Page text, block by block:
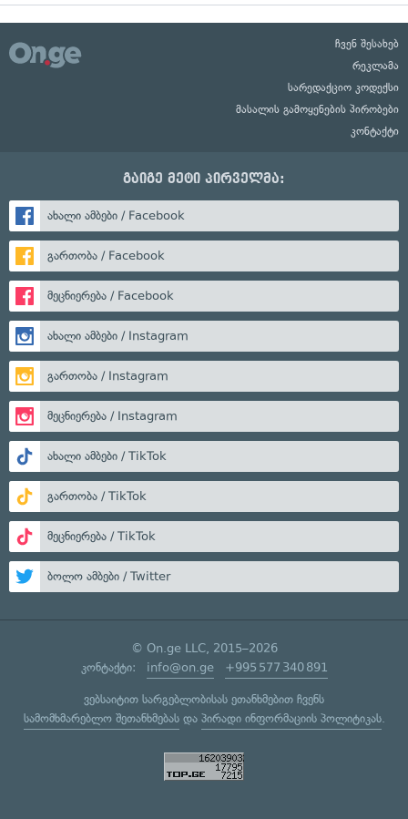
ჩვენ შესახებ
რეკლამა
სარედაქციო კოდექსი
მასალის გამოყენების პირობები
კონტაქტი
გაიგე მეტი პირველმა:
ახალი ამბები / Facebook
გართობა / Facebook
მეცნიერება / Facebook
ახალი ამბები / Instagram
გართობა / Instagram
მეცნიერება / Instagram
ახალი ამბები / TikTok
გართობა / TikTok
მეცნიერება / TikTok
ბოლო ამბები / Twitter
© On.ge LLC, 2015–2026
კონტაქტი: info@on.ge +995 577 340 891
ვებსაიტით სარგებლობისას ეთანხმებით ჩვენს
სამომხმარებლო შეთანხმებასდა პირადი ინფორმაციის პოლიტიკას.